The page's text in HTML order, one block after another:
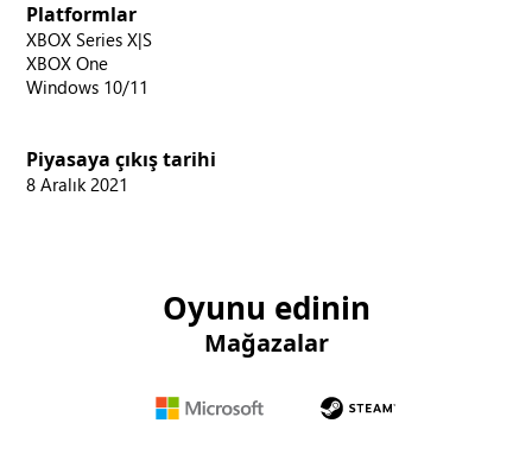
Platformlar
XBOX Series X|S
XBOX One
Windows 10/11
Piyasaya çıkış tarihi
8 Aralık 2021
Oyunu edinin
Mağazalar